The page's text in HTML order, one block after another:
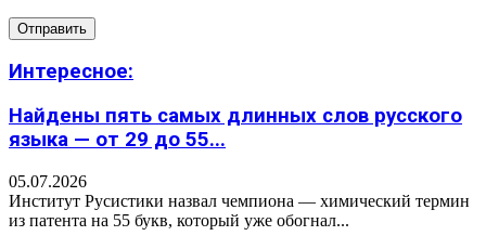
Интересное:
Найдены пять самых длинных слов русского
языка — от 29 до 55...
05.07.2026
Институт Русистики назвал чемпиона — химический термин
из патента на 55 букв, который уже обогнал...